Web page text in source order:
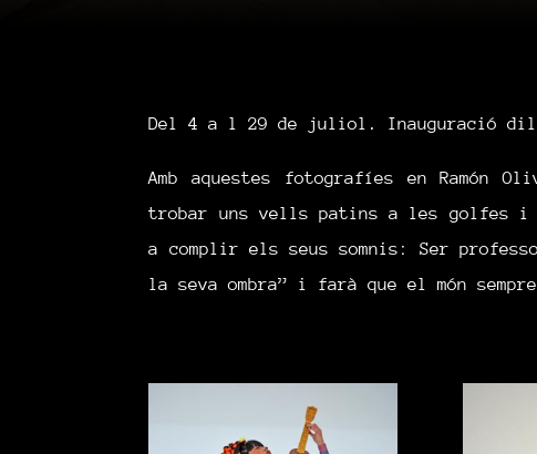
Del 4 a l 29 de juliol. Inauguració
Amb aquestes fotografíes en Ramón
trobar uns vells patins a les golfes i
a complir els seus somnis: Ser
la seva ombra” i farà que el món